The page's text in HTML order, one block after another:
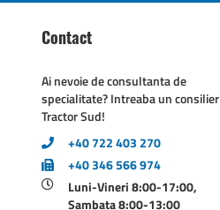
Contact
Ai nevoie de consultanta de
specialitate? Intreaba un consilier
Tractor Sud!
+40 722 403 270
+40 346 566 974
Luni-Vineri 8:00-17:00,
Sambata 8:00-13:00